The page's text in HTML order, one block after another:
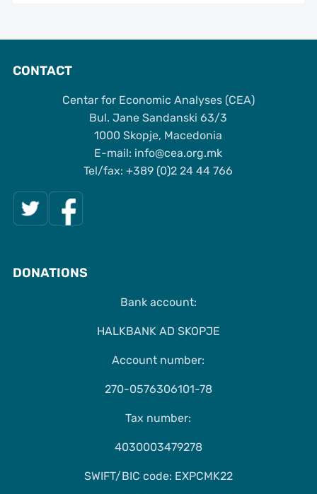
CONTACT
Centar for Economic Analyses (CEA)
Bul. Jane Sandanski 63/3
1000 Skopje, Macedonia
Е-mail: info@cea.org.mk
Tel/fax: +389 (0)2 24 44 766
DONATIONS
Bank account:
HALKBANK AD SKOPJE
Account number:
270-0576306101-78
Tax number:
4030003479278
SWIFT/BIC code: EXPCMK22